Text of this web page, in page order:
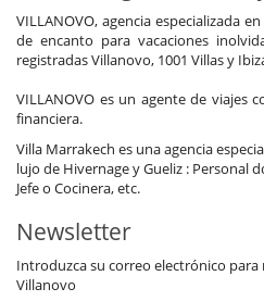
VILLANOVO, agencia especializada
de encanto para vacaciones
registradas Villanovo, 1001 Villas y
VILLANOVO es un agente de viajes
financiera.
Villa Marrakech es una agencia
lujo de Hivernage y Gueliz : Personal
Jefe o Cocinera, etc.
Newsletter
Introduzca su correo electrónico
Villanovo